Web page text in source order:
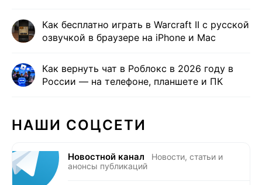
Как бесплатно играть в Warcraft II с русской
озвучкой в браузере на iPhone и Mac
Как вернуть чат в Роблокс в 2026 году в
России — на телефоне, планшете и ПК
НАШИ СОЦСЕТИ
Новостной канал
Новости, статьи и
анонсы публикаций